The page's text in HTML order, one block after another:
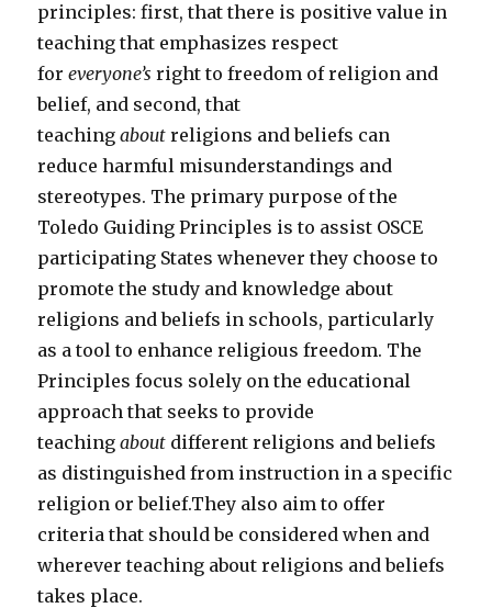
principles: first, that there is positive value in
teaching that emphasizes respect
foreveryone’sright to freedom of religion and
belief, and second, that
teachingaboutreligions and beliefs can
reduce harmful misunderstandings and
stereotypes. The primary purpose of the
Toledo Guiding Principles is to assist OSCE
participating States whenever they choose to
promote the study and knowledge about
religions and beliefs in schools, particularly
as a tool to enhance religious freedom. The
Principles focus solely on the educational
approach that seeks to provide
teachingabout different religions and beliefs
as distinguished from instruction in a specific
religion or belief.They also aim to offer
criteria that should be considered when and
wherever teaching about religions and beliefs
takes place.